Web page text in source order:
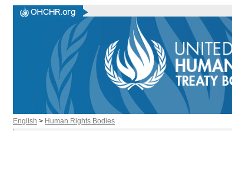
English > Human Rights Bodies